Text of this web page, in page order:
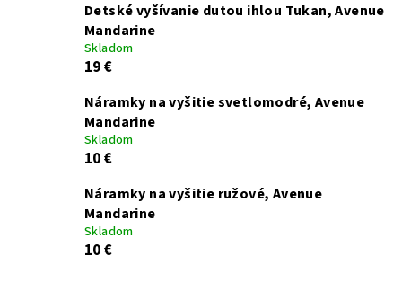
Detské vyšívanie dutou ihlou Tukan, Avenue
Mandarine
Skladom
19 €
Náramky na vyšitie svetlomodré, Avenue
Mandarine
Skladom
10 €
Náramky na vyšitie ružové, Avenue
Mandarine
Skladom
10 €